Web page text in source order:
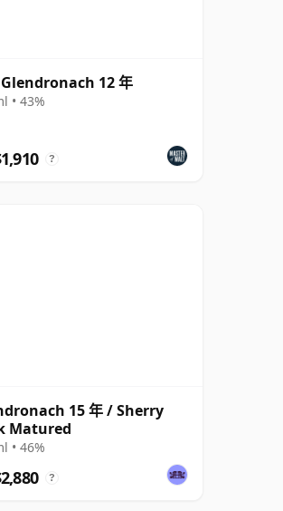
12 年
• 43%
?
15 年 / Sherry
Matured
• 46%
?